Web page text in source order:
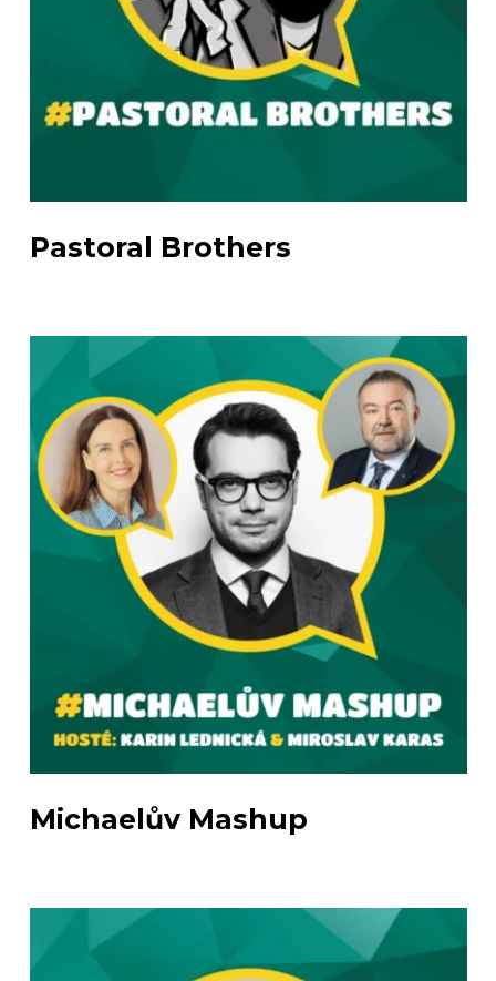
Pastoral Brothers
Michaelův Mashup